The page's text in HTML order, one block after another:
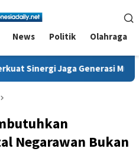
News Politik Olahraga
Muda dan Negeri
Negarawan Bukan